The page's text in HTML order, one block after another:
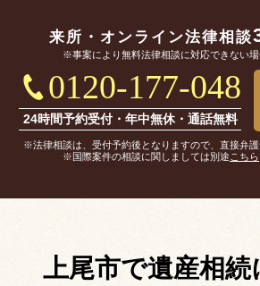
来所・オンライン法律相談
※事案により無料法律相談に対応できない場
0120-177-048
24時間予約受付・年中無休・通話無料
※法律相談は、受付予約後となりますので、直接弁護
※国際案件の相談に関しましては別途 こちら
上尾市で遺産相続